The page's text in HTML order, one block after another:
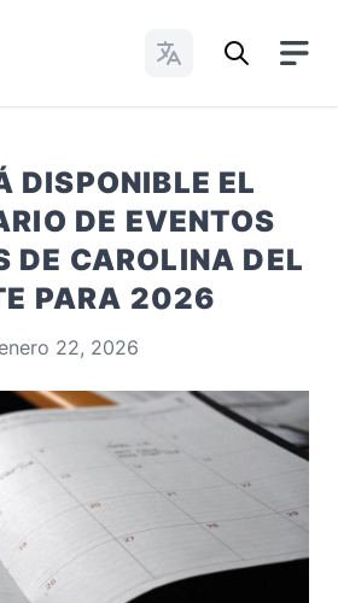
Cambiar idioma
DISPONIBLE EL
DE EVENTOS
DE CAROLINA DEL
PARA 2026
enero 22, 2026